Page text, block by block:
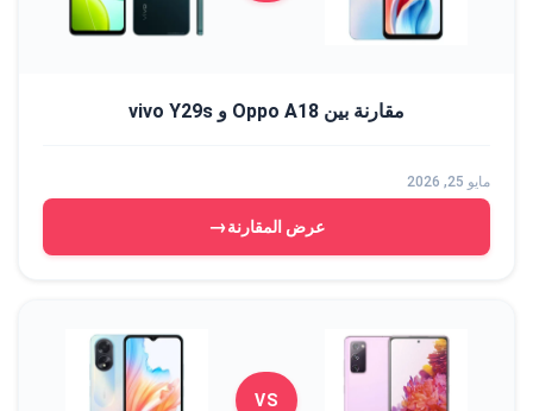
مقارنة بين Oppo A18 و vivo Y29s
مايو 25, 2026
عرض المقارنة→
VS